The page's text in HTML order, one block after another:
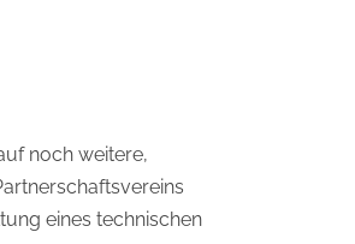
noch weitere,
eines technischen